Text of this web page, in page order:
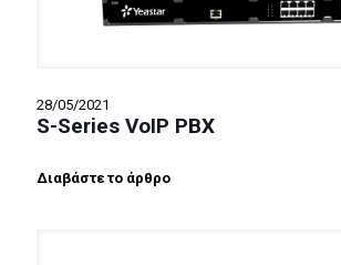
28/05/2021
S-Series VoIP PBX
Διαβάστε το άρθρο